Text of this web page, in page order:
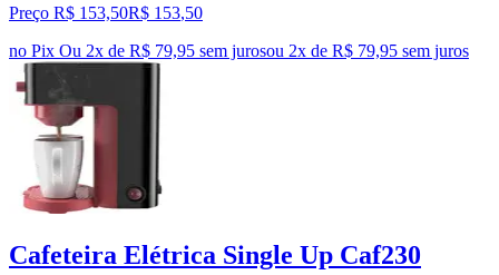
Preço R$ 153,50R$ 153,50
no Pix Ou 2x de R$ 79,95 sem jurosou 2x de R$ 79,95 sem juros
Cafeteira Elétrica Single Up Caf230